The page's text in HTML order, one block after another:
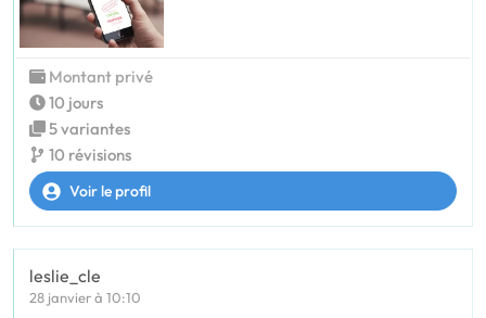
Montant privé
10 jours
5 variantes
10 révisions
Voir le profil
leslie_cle
28 janvier à 10:10